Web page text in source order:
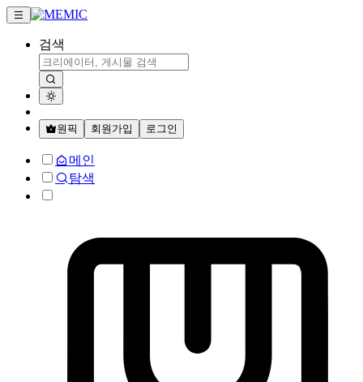
검색
원픽 회원가입 로그인
메인
탐색